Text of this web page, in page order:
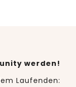
werden!
Laufenden: